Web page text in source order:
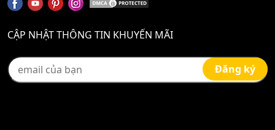
CẬP NHẬT THÔNG TIN KHUYẾN MÃI